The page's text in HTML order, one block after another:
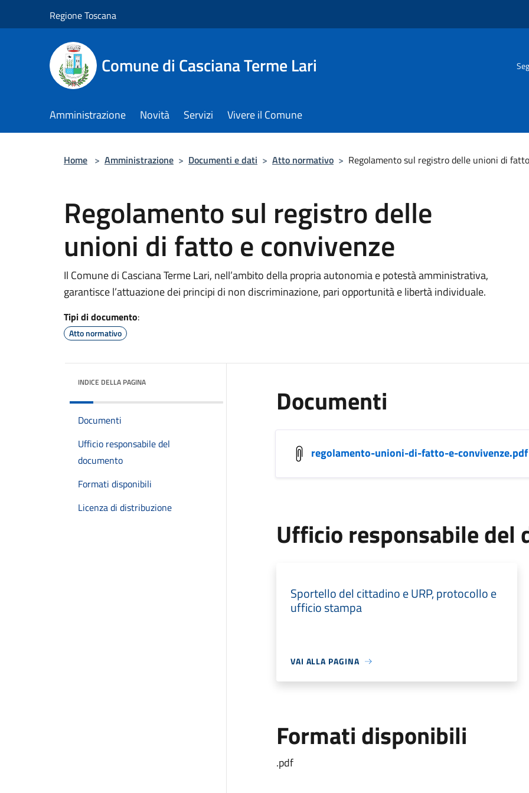
Regione Toscana
Comune di Casciana Terme Lari
Amministrazione Novità Servizi Vivere il Comune
Home > Amministrazione > Documenti e dati > Atto normativo > Regolamento sul registro delle unioni di
Regolamento sul registro delle
unioni di fatto e convivenze
Il Comune di Casciana Terme Lari, nell’ambito della propria autonomia e potestà amministrativa,
garantisce l’attuazione dei principi di non discriminazione, pari opportunità e libertà individuale.
Tipi di documento:
Atto normativo
INDICE DELLA PAGINA
Documenti
Ufficio responsabile del
documento
Formati disponibili
Licenza di distribuzione
Documenti
regolamento-unioni-di-fatto-e-convivenze.pdf
Ufficio responsabile del
Sportello del cittadino e URP, protocollo e
ufficio stampa
VAI ALLA PAGINA
Formati disponibili
.pdf